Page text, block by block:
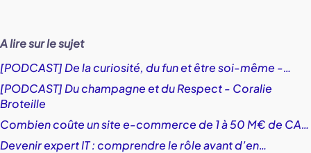
A lire sur le sujet
[PODCAST] De la curiosité, du fun et être soi-même -…
[PODCAST] Du champagne et du Respect - Coralie
Broteille
Combien coûte un site e-commerce de 1 à 50 M€ de CA…
Devenir expert IT : comprendre le rôle avant d’en…